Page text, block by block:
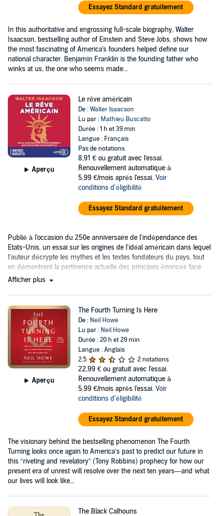
Essayez Standard gratuitement
In this authoritative and engrossing full-scale biography, Walter
Isaacson, bestselling author of Einstein and Steve Jobs, shows how
the most fascinating of America's founders helped define our
national character. Benjamin Franklin is the founding father who
winks at us, the one who seems made...
Aperçu
Le rêve américain
De :Walter Isaacson
Lu par : Mathieu Buscatto
Durée : 1 h et 39 min
Langue : Français
Pas de notations
8,91 € ou gratuit avec l'essai.
Renouvellement automatique à
5,99 €/mois après l'essai. Voir
conditions d'éligibilité
Essayez Standard gratuitement
Publié à l'occasion du 250e anniversaire de l'indépendance des
Etats-Unis, un essai sur les origines de l'idéal américain dans lequel
l'auteur décrypte les mythes et les textes fondateurs du pays, tout
en démontrant la pertinence actuelle des principes énoncés face
aux défis du XXIe siècle.
Afficher plus
Aperçu
The Fourth Turning Is Here
De : Neil Howe
Lu par : Neil Howe
Durée : 20 h et 29 min
Langue : Anglais
2,5
2 notations
22,99 € ou gratuit avec l'essai.
Renouvellement automatique à
5,99 €/mois après l'essai. Voir
conditions d'éligibilité
Essayez Standard gratuitement
The visionary behind the bestselling phenomenon The Fourth
Turning looks once again to America’s past to predict our future in
this “riveting and revelatory” (Tony Robbins) prophecy for how our
present era of unrest will resolve over the next ten years—and what
our lives will look like...
The Black Calhouns